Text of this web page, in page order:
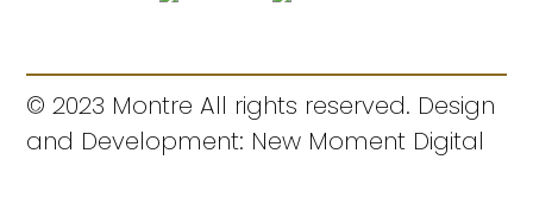
© 2023 Montre All rights reserved. Design
and Development: New Moment Digital